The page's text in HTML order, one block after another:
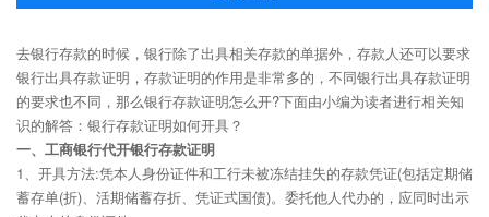
去银行存款的时候，银行除了出具相关存款的单据外，存款人还可以要求
银行出具存款证明，存款证明的作用是非常多的，不同银行出具存款证明
的要求也不同，那么银行存款证明怎么开?下面由小编为读者进行相关知
识的解答：银行存款证明如何开具？
一、工商银行代开银行存款证明
1、开具方法:凭本人身份证件和工行未被冻结挂失的存款凭证(包括定期储
蓄存单(折)、活期储蓄存折、凭证式国债)。委托他人代办的，应同时出示